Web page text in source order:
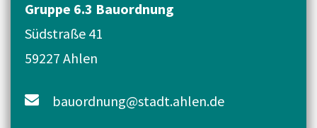
Gruppe 6.3 Bauordnung
Südstraße 41
59227 Ahlen
bauordnung@stadt.ahlen.de